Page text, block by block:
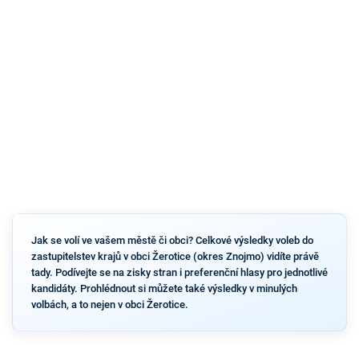
Jak se volí ve vašem městě či obci? Celkové výsledky voleb do
zastupitelstev krajů v obci Žerotice (okres Znojmo) vidíte právě
tady. Podívejte se na zisky stran i preferenční hlasy pro jednotlivé
kandidáty. Prohlédnout si můžete také výsledky v minulých
volbách, a to nejen v obci Žerotice.